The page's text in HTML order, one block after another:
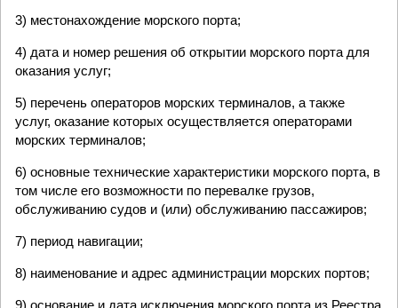
3) местонахождение морского порта;
4) дата и номер решения об открытии морского порта для
оказания услуг;
5) перечень операторов морских терминалов, а также
услуг, оказание которых осуществляется операторами
морских терминалов;
6) основные технические характеристики морского порта, в
том числе его возможности по перевалке грузов,
обслуживанию судов и (или) обслуживанию пассажиров;
7) период навигации;
8) наименование и адрес администрации морских портов;
9) основание и дата исключения морского порта из Реестра